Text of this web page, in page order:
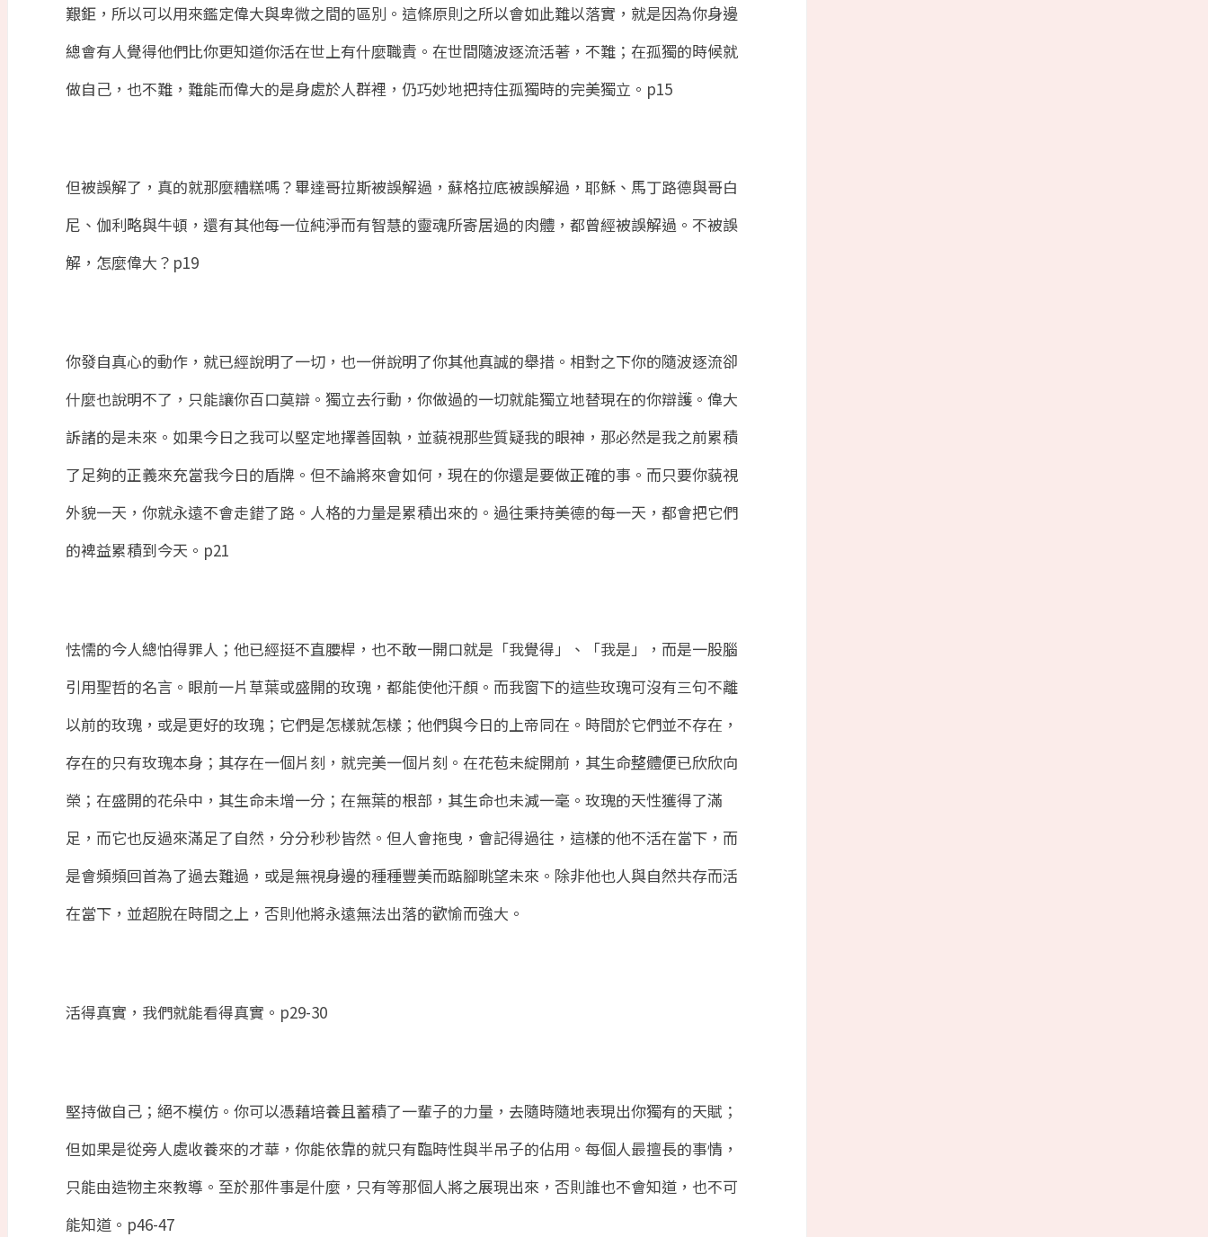
艱鉅，所以可以用來鑑定偉大與卑微之間的區別。這條原則之所以會如此難以落實，就是因為你身邊
總會有人覺得他們比你更知道你活在世上有什麼職責。在世間隨波逐流活著，不難；在孤獨的時候就
做自己，也不難，難能而偉大的是身處於人群裡，仍巧妙地把持住孤獨時的完美獨立。 p15
但被誤解了，真的就那麼糟糕嗎？畢達哥拉斯被誤解過，蘇格拉底被誤解過，耶穌、馬丁路德與哥白
尼、伽利略與牛頓，還有其他每一位純淨而有智慧的靈魂所寄居過的肉體，都曾經被誤解過。不被誤
解，怎麼偉大？ p19
你發自真心的動作，就已經說明了一切，也一併說明了你其他真誠的舉措。相對之下你的隨波逐流卻
什麼也說明不了，只能讓你百口莫辯。獨立去行動，你做過的一切就能獨立地替現在的你辯護。偉大
訴諸的是未來。如果今日之我可以堅定地擇善固執，並藐視那些質疑我的眼神，那必然是我之前累積
了足夠的正義來充當我今日的盾牌。但不論將來會如何，現在的你還是要做正確的事。而只要你藐視
外貌一天，你就永遠不會走錯了路。人格的力量是累積出來的。過往秉持美德的每一天，都會把它們
的裨益累積到今天。 p21
怯懦的今人總怕得罪人；他已經挺不直腰桿，也不敢一開口就是「我覺得」、「我是」，而是一股腦
引用聖哲的名言。眼前一片草葉或盛開的玫瑰，都能使他汗顏。而我窗下的這些玫瑰可沒有三句不離
以前的玫瑰，或是更好的玫瑰；它們是怎樣就怎樣；他們與今日的上帝同在。時間於它們並不存在，
存在的只有玫瑰本身；其存在一個片刻，就完美一個片刻。在花苞未綻開前，其生命整體便已欣欣向
榮；在盛開的花朵中，其生命未增一分；在無葉的根部，其生命也未減一毫。玫瑰的天性獲得了滿
足，而它也反過來滿足了自然，分分秒秒皆然。但人會拖曳，會記得過往，這樣的他不活在當下，而
是會頻頻回首為了過去難過，或是無視身邊的種種豐美而踮腳眺望未來。除非他也人與自然共存而活
在當下，並超脫在時間之上，否則他將永遠無法出落的歡愉而強大。
活得真實，我們就能看得真實。 p29-30
堅持做自己；絕不模仿。你可以憑藉培養且蓄積了一輩子的力量，去隨時隨地表現出你獨有的天賦；
但如果是從旁人處收養來的才華，你能依靠的就只有臨時性與半吊子的佔用。每個人最擅長的事情，
只能由造物主來教導。至於那件事是什麼，只有等那個人將之展現出來，否則誰也不會知道，也不可
能知道。 p46-47